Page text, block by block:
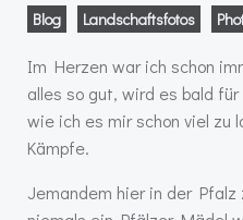
Blog Landschaftsfotos
Im Herzen war ich schon
alles so gut, wird es bald
wie ich es mir schon viel zu
Kämpfe.
Jemandem hier in der Pfalz